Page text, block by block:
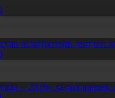
өсімдіктерін зерттеп
– 2026» халықаралық